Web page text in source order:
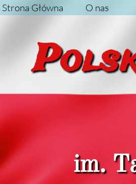
im.
Strona Główna O nas